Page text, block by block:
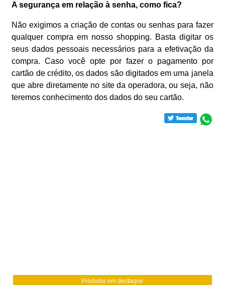
A segurança em relação à senha, como fica?
Não exigimos a criação de contas ou senhas para fazer
qualquer compra em nosso shopping. Basta digitar os
seus dados pessoais necessários para a efetivação da
compra. Caso você opte por fazer o pagamento por
cartão de crédito, os dados são digitados em uma janela
que abre diretamente no site da operadora, ou seja, não
teremos conhecimento dos dados do seu cartão.
Produtos em destaque